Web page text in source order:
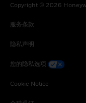
Copyright © 2026
服务条款
隐私声明
您的隐私选项
Cookie Notice